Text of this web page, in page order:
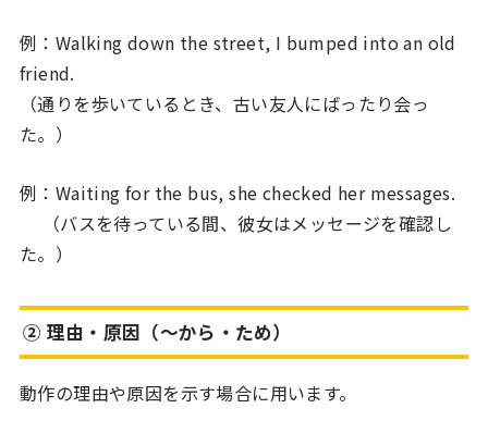
例：Walking down the street, I bumped into an old
friend.
（通りを歩いているとき、古い友人にばったり会っ
た。）
例：Waiting for the bus, she checked her messages.
（バスを待っている間、彼女はメッセージを確認し
た。）
② 理由・原因（〜から・ため）
動作の理由や原因を示す場合に用います。